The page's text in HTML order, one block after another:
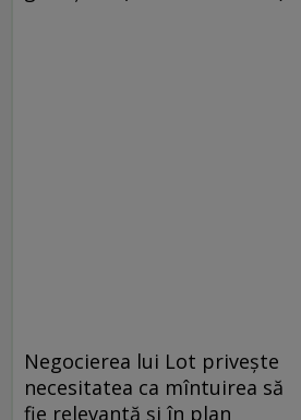
Negocierea lui Lot privește
necesitatea ca mîntuirea să
fie relevantă și în plan